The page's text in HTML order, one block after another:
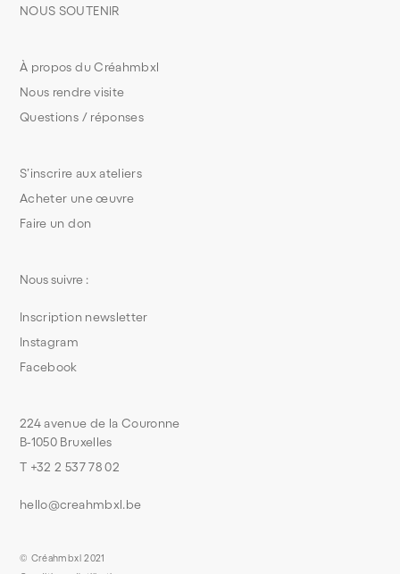
S’inscrire aux ateliers
Acheter une œuvre
Faire un don
À propos du Créahmbxl
Nous rendre visite
Questions / réponses
NOUS SOUTENIR
224 avenue de la Couronne
B-1050 Bruxelles
T +32 2 537 78 02
hello@creahmbxl.be
Nous suivre :
Inscription newsletter
Instagram
Facebook
© Créahmbxl 2021